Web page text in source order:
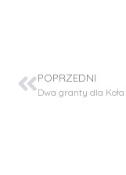
POPRZEDNI